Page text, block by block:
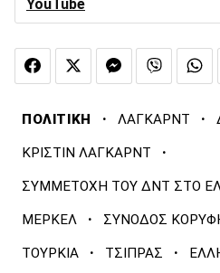
YouTube
ΠΟΛΙΤΙΚΗ · ΛΑΓΚΑΡΝΤ ·
ΚΡΙΣΤΙΝ ΛΑΓΚΑΡΝΤ ·
ΣΥΜΜΕΤΟΧΗ ΤΟΥ ΔΝΤ ΣΤΟ
ΜΕΡΚΕΛ · ΣΥΝΟΔΟΣ
ΤΟΥΡΚΙΑ · ΤΣΙΠΡΑΣ ·